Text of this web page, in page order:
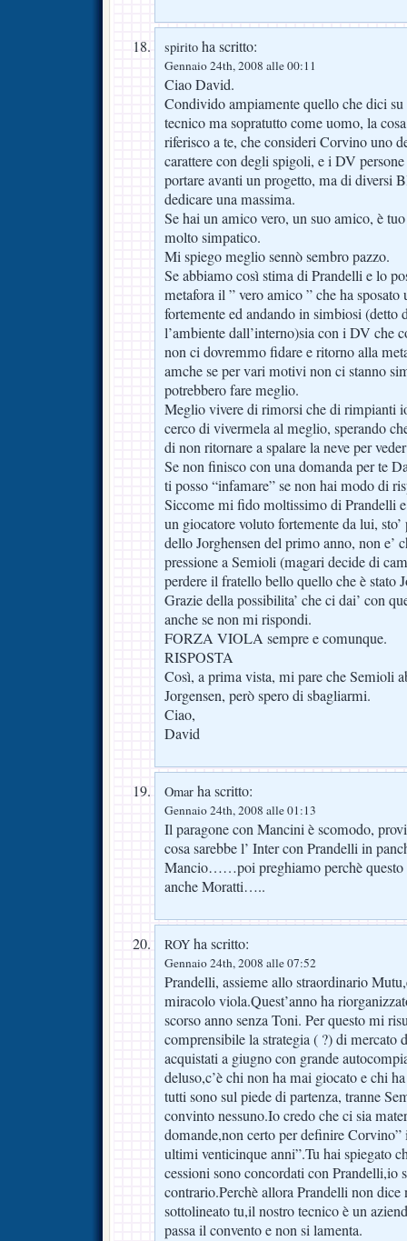
spirito ha scritto:
Gennaio 24th, 2008 alle 00:11
Ciao David.
Condivido ampiamente quello che dici
tecnico ma sopratutto come uomo, la
riferisco a te, che consideri Corvino uno
carattere con degli spigoli, e i DV
portare avanti un progetto, ma di diversi
dedicare una massima.
Se hai un amico vero, un suo amico, è
molto simpatico.
Mi spiego meglio sennò sembro pazzo.
Se abbiamo così stima di Prandelli e lo
metafora il ” vero amico ” che ha
fortemente ed andando in simbiosi (detto
l’ambiente dall’interno)sia con i DV che
non ci dovremmo fidare e ritorno alla
amche se per vari motivi non ci stanno
potrebbero fare meglio.
Meglio vivere di rimorsi che di rimpianti
cerco di vivermela al meglio, sperando
di non ritornare a spalare la neve per
Se non finisco con una domanda per te
ti posso “infamare” se non hai modo di
Siccome mi fido moltissimo di Prandelli
un giocatore voluto fortemente da lui,
dello Jorghensen del primo anno, non e’
pressione a Semioli (magari decide di
perdere il fratello bello quello che è stato
Grazie della possibilita’ che ci dai’ con
anche se non mi rispondi.
FORZA VIOLA sempre e comunque.
RISPOSTA
Così, a prima vista, mi pare che Semioli
Jorgensen, però spero di sbagliarmi.
Ciao,
David
Omar ha scritto:
Gennaio 24th, 2008 alle 01:13
Il paragone con Mancini è scomodo,
cosa sarebbe l’ Inter con Prandelli in
Mancio……poi preghiamo perchè questo
anche Moratti…..
ROY ha scritto:
Gennaio 24th, 2008 alle 07:52
Prandelli, assieme allo straordinario
miracolo viola.Quest’anno ha
scorso anno senza Toni. Per questo mi
comprensibile la strategia ( ?) di
acquistati a giugno con grande
deluso,c’è chi non ha mai giocato e chi
tutti sono sul piede di partenza, tranne
convinto nessuno.Io credo che ci sia
domande,non certo per definire
ultimi venticinque anni”.Tu hai spiegato
cessioni sono concordati con Prandelli,io
contrario.Perchè allora Prandelli non dice
sottolineato tu,il nostro tecnico è un
passa il convento e non si lamenta.